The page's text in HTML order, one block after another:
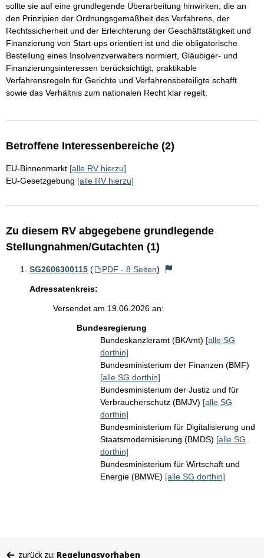
sollte sie auf eine grundlegende Überarbeitung hinwirken, die an
den Prinzipien der Ordnungsgemäßheit des Verfahrens, der
Rechtssicherheit und der Erleichterung der Geschäftstätigkeit und
Finanzierung von Start-ups orientiert ist und die obligatorische
Bestellung eines Insolvenzverwalters normiert, Gläubiger- und
Finanzierungsinteressen berücksichtigt, praktikable
Verfahrensregeln für Gerichte und Verfahrensbeteiligte schafft
sowie das Verhältnis zum nationalen Recht klar regelt.
Betroffene Interessenbereiche (2)
EU-Binnenmarkt [alle RV hierzu]
EU-Gesetzgebung [alle RV hierzu]
Zu diesem RV abgegebene grundlegende
Stellungnahmen/Gutachten (1)
SG2606300115 ( PDF - 8 Seiten)
Adressatenkreis:
Versendet am 19.06.2026 an:
Bundesregierung
Bundeskanzleramt (BKAmt) [alle SG
dorthin]
Bundesministerium der Finanzen (BMF)
[alle SG dorthin]
Bundesministerium der Justiz und für
Verbraucherschutz (BMJV) [alle SG
dorthin]
Bundesministerium für Digitalisierung und
Staatsmodernisierung (BMDS) [alle SG
dorthin]
Bundesministerium für Wirtschaft und
Energie (BMWE) [alle SG dorthin]
zurück zu: Regelungsvorhaben